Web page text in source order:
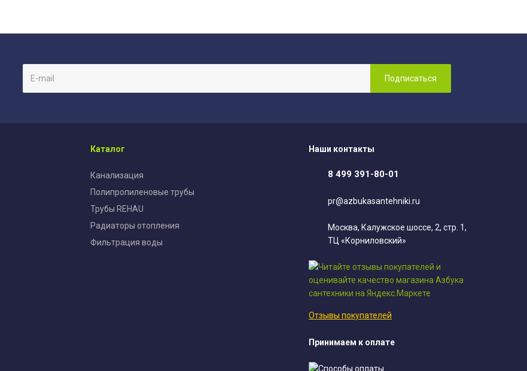
Каталог
Канализация
Полипропиленовые трубы
Трубы REHAU
Радиаторы отопления
Фильтрация воды
Наши контакты
8 499 391-80-01
pr@azbukasantehniki.ru
Москва, Калужское шоссе, 2, стр. 1,
ТЦ «Корниловский»
Отзывы покупателей
Принимаем к оплате